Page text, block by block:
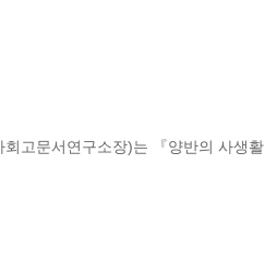
고문서연구소장)는 『양반의 사생